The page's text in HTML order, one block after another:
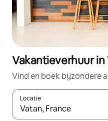
Vakantieverhuur in
Vind en boek bijzondere
Locatie
Wanneer er suggesties